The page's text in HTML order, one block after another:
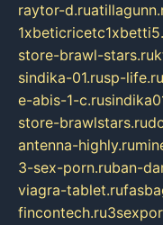
raytor-d.ru
store-brawl-stars.ru
sindika-01.rusp-life.ru
e-abis-1-c.ru
store-brawlstars.ru
antenna-highly.ru
3-sex-porn.ruban-
viagra-tablet.ru
fincontech.ru